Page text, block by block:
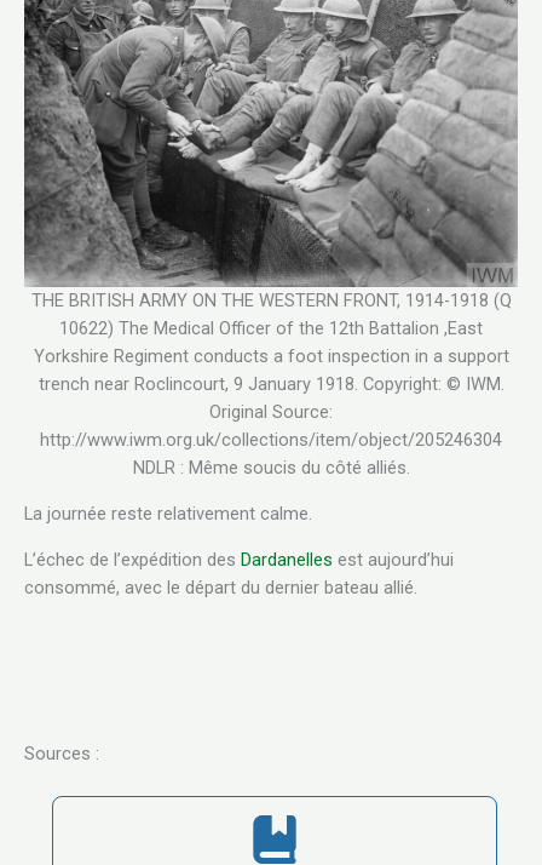
THE BRITISH ARMY ON THE WESTERN FRONT, 1914-1918 (Q
10622) The Medical Officer of the 12th Battalion ,East
Yorkshire Regiment conducts a foot inspection in a support
trench near Roclincourt, 9 January 1918. Copyright: © IWM.
Original Source:
http://www.iwm.org.uk/collections/item/object/205246304
NDLR : Même soucis du côté alliés.
La journée reste relativement calme.
L’échec de l’expédition des Dardanelles est aujourd’hui
consommé, avec le départ du dernier bateau allié.
Sources :